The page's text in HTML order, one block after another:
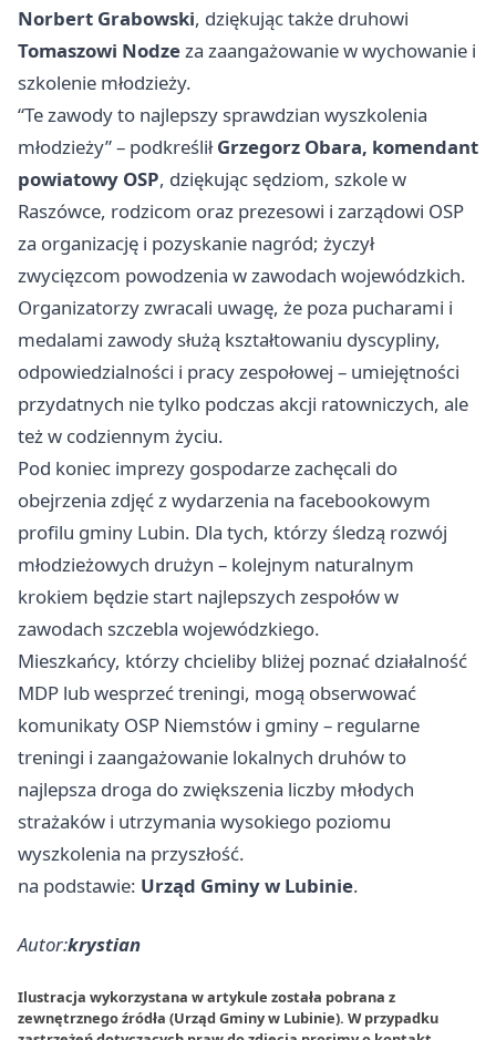
Norbert Grabowski, dziękując także druhowi
Tomaszowi Nodzeza zaangażowanie w wychowanie i
szkolenie młodzieży.
“Te zawody to najlepszy sprawdzian wyszkolenia
młodzieży” – podkreśliłGrzegorz Obara, komendant
powiatowy OSP, dziękując sędziom, szkole w
Raszówce, rodzicom oraz prezesowi i zarządowi OSP
za organizację i pozyskanie nagród; życzył
zwycięzcom powodzenia w zawodach wojewódzkich.
Organizatorzy zwracali uwagę, że poza pucharami i
medalami zawody służą kształtowaniu dyscypliny,
odpowiedzialności i pracy zespołowej – umiejętności
przydatnych nie tylko podczas akcji ratowniczych, ale
też w codziennym życiu.
Pod koniec imprezy gospodarze zachęcali do
obejrzenia zdjęć z wydarzenia na facebookowym
profilu gminy Lubin. Dla tych, którzy śledzą rozwój
młodzieżowych drużyn – kolejnym naturalnym
krokiem będzie start najlepszych zespołów w
zawodach szczebla wojewódzkiego.
Mieszkańcy, którzy chcieliby bliżej poznać działalność
MDP lub wesprzeć treningi, mogą obserwować
komunikaty OSP Niemstów i gminy – regularne
treningi i zaangażowanie lokalnych druhów to
najlepsza droga do zwiększenia liczby młodych
strażaków i utrzymania wysokiego poziomu
wyszkolenia na przyszłość.
na podstawie: Urząd Gminy w Lubinie.
Autor:krystian
Ilustracja wykorzystana w artykule została pobrana z
zewnętrznego źródła (Urząd Gminy w Lubinie). W przypadku